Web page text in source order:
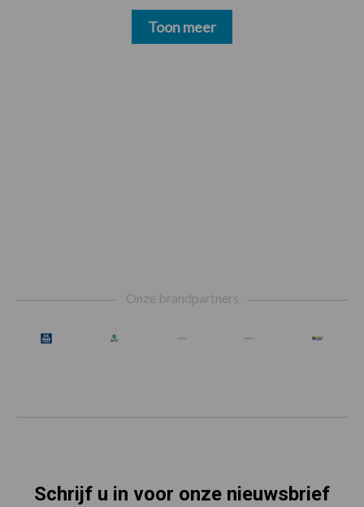
Toon meer
Onze brandpartners
Schrijf u in voor onze nieuwsbrief